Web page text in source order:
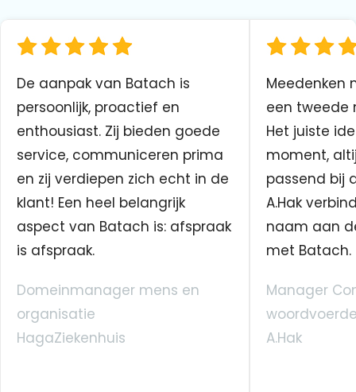
De aanpak van Batach is
persoonlijk, proactief en
enthousiast. Zij bieden goede
service, communiceren prima
en zij verdiepen zich echt in de
klant! Een heel belangrijk
aspect van Batach is: afspraak
is afspraak.
Domeinmanager mens en
organisatie
HagaZiekenhuis
Meedenken
een tweede
Het juiste
moment,
passend bij
A.Hak
naam aan
met Batach.
Manager
A.Hak